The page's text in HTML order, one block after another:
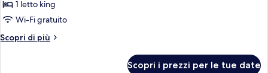
Villa
Pool)
1 letto king
Wi-Fi gratuito
Scopri di più
Altri
Scopri i prezzi per le tue date